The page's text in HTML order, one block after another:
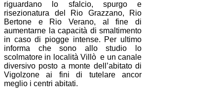
riguardano lo sfalcio, spurgo e
risezionatura del Rio Grazzano, Rio
Bertone e Rio Verano, al fine di
aumentarne la capacità di smaltimento
in caso di piogge intense. Per ultimo
informa che sono allo studio lo
scolmatore in località Villò e un canale
diversivo posto a monte dell’abitato di
Vigolzone ai fini di tutelare ancor
meglio i centri abitati.